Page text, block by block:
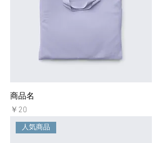
商品名
価格
￥20
人気商品